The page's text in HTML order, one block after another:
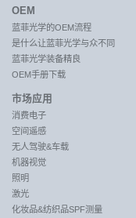
OEM
蓝菲光学的OEM流程
是什么让蓝菲光学与众不同
蓝菲光学装备精良
OEM手册下载
市场应用
消费电子
空间遥感
无人驾驶&车载
机器视觉
照明
激光
化妆品&纺织品SPF测量